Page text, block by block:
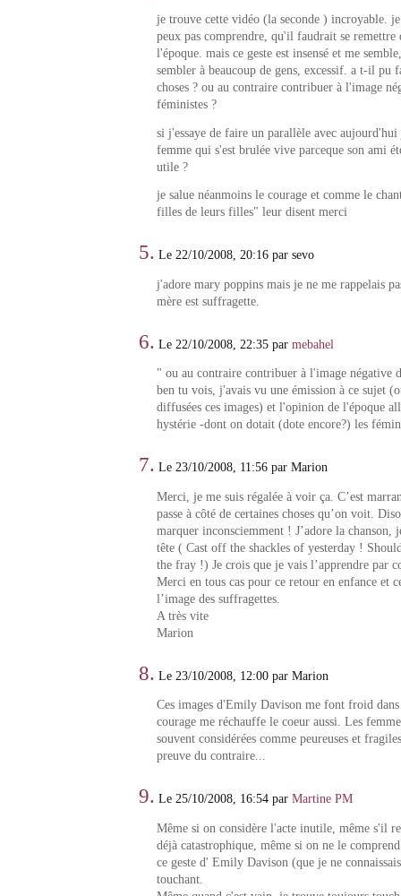
je trouve cette vidéo (la seconde ) incroyable.
peux pas comprendre, qu'il faudrait se remettre
l'époque. mais ce geste est insensé et me
sembler à beaucoup de gens, excessif. a t-il pu
choses ? ou au contraire contribuer à l'image
féministes ?
si j'essaye de faire un parallèle avec aujourd'hui
femme qui s'est brulée vive parceque son ami
utile ?
je salue néanmoins le courage et comme le
filles de leurs filles" leur disent merci
5. Le 22/10/2008, 20:16 par sevo
j'adore mary poppins mais je ne me rappelais
mère est suffragette.
6. Le 22/10/2008, 22:35 parmebahel
" ou au contraire contribuer à l'image négative
ben tu vois, j'avais vu une émission à ce sujet
diffusées ces images) et l'opinion de l'époque
hystérie -dont on dotait (dote encore?) les
7. Le 23/10/2008, 11:56 par Marion
Merci, je me suis régalée à voir ça. C’est
passe à côté de certaines choses qu’on voit.
marquer inconsciemment ! J’adore la chanson,
tête ( Cast off the shackles of yesterday !
the fray !) Je crois que je vais l’apprendre par
Merci en tous cas pour ce retour en enfance et
l’image des suffragettes.
A très vite
Marion
8. Le 23/10/2008, 12:00 par Marion
Ces images d'Emily Davison me font froid dans
courage me réchauffe le coeur aussi. Les
souvent considérées comme peureuses et
preuve du contraire...
9. Le 25/10/2008, 16:54 parMartine PM
Même si on considère l'acte inutile, même s'il
déjà catastrophique, même si on ne le
ce geste d' Emily Davison (que je ne
touchant.